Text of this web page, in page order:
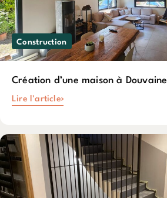
Construction
Création d’une maison à Douvaine
Lire l'article